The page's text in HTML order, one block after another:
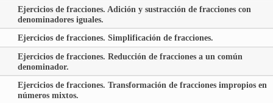
Ejercicios de fracciones. Adición y sustracción de fracciones con
denominadores iguales.
Ejercicios de fracciones. Simplificación de fracciones.
Ejercicios de fracciones. Reducción de fracciones a un común
denominador.
Ejercicios de fracciones. Transformación de fracciones impropios en
números mixtos.